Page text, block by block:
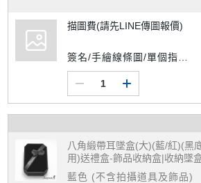
描圖費(請先LINE傳圖報價)
簽名/手繪線條圖/單個指紋
LINE客服
八角緞帶耳墜盒(大)(藍/紅)(黑
用)送禮盒-飾品收納盒|收納墜
藍色 (不含拍攝道具及飾品)